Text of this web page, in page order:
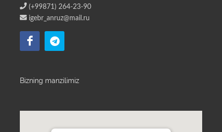
(+99871) 264-23-90
igebr_anruz@mail.ru
Bizning manzilimiz